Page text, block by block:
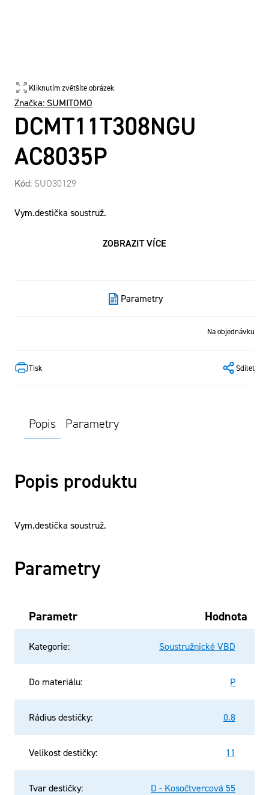
Kliknutím zvětšíte obrázek
DCMT11T308NGU
AC8035P
Značka: SUMITOMO
Kód: SUO30129
Vym.destička soustruž.
ZOBRAZIT VÍCE
Tisk Sdílet
Na objednávku
Parametry
Popis Parametry
Popis produktu
Vym.destička soustruž.
Parametry
Parametr Hodnota
Kategorie: Soustružnické VBD
Do materiálu: P
Rádius destičky: 0.8
Velikost destičky: 11
Tvar destičky: D - Kosočtvercová 55